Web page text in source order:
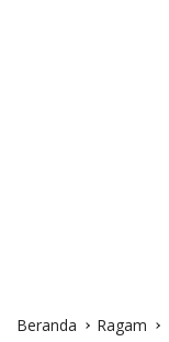
Beranda Ragam